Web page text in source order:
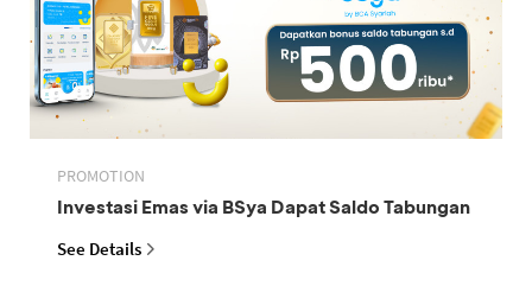
PROMOTION
Investasi Emas via BSya Dapat Saldo Tabungan
See Details